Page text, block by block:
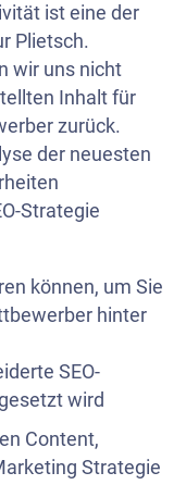
ist eine der
Plietsch.
wir uns nicht
Inhalt für
zurück.
der neuesten
Strategie
können, um Sie
hinter
SEO-
wird
Content,
Strategie